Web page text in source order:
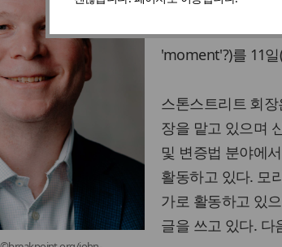
쉐인 모리스 작가
간'을 보내고 있을
'moment'?)를 11
스톤스트리트 회
장을 맡고 있으며
및 변증법 분야에
활동하고 있다. 모
가로 활동하고 있
글을 쓰고 있다. 다